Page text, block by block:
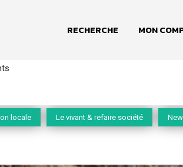
RECHERCHE MON
locale Le vivant & refaire société